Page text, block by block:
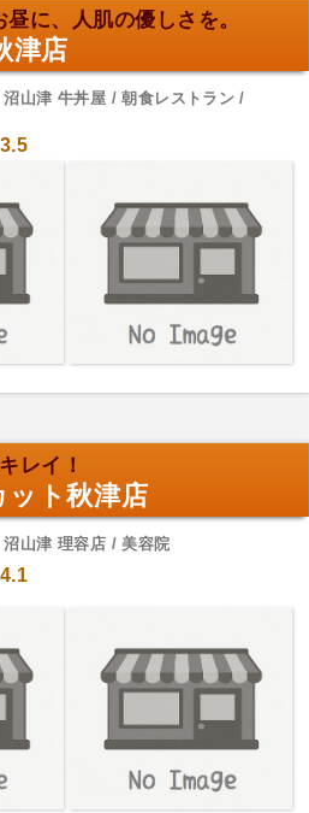
に、人肌の優しさを。
津店
山津 牛丼屋 / 朝食レストラン /
3.5
レイ！
ット秋津店
山津 理容店 / 美容院
4.1